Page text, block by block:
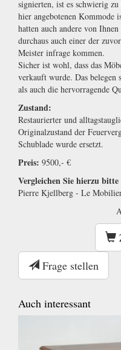
signierten, ist es schwierig
hier angebotenen Kommode
hatten auch andere von
durchaus auch einer der
Meister infrage kommen.
Sicher ist wohl, dass das
verkauft wurde. Das belegen
als auch die hervorragende
Zustand:
Restaurierter und
Originalzustand der
Schublade wurde ersetzt.
Preis: 9500,- €
Vergleichen Sie hierzu
Pierre Kjellberg - Le
Frage stellen
Auch interessant